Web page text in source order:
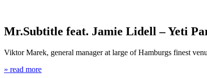
Mr.Subtitle feat. Jamie Lidell – Yeti
Viktor Marek, general manager at large of Hamburgs finest
» read more